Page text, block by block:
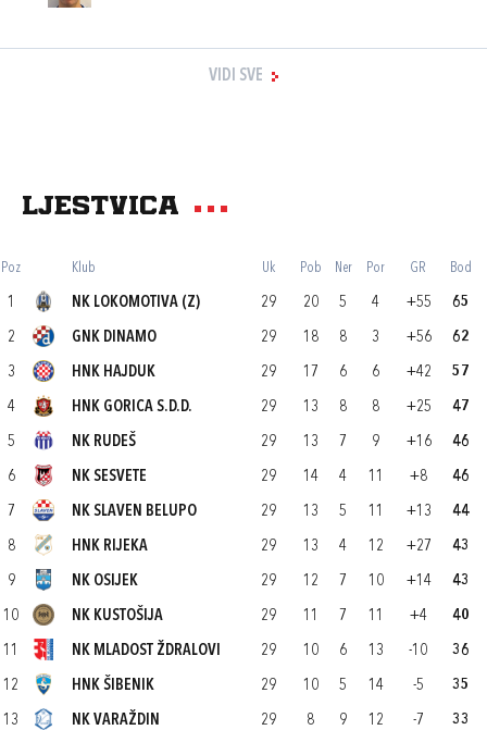
VIDI SVE
Ljestvica
Poz Klub Uk Pob Ner Por GR Bod
1 NK LOKOMOTIVA (Z) 29 20 5 4 +55 65
2 GNK DINAMO 29 18 8 3 +56 62
3 HNK HAJDUK 29 17 6 6 +42 57
4 HNK GORICA S.D.D. 29 13 8 8 +25 47
5 NK RUDEŠ 29 13 7 9 +16 46
6 NK SESVETE 29 14 4 11 +8 46
7 NK SLAVEN BELUPO 29 13 5 11 +13 44
8 HNK RIJEKA 29 13 4 12 +27 43
9 NK OSIJEK 29 12 7 10 +14 43
10 NK KUSTOŠIJA 29 11 7 11 +4 40
11 NK MLADOST ŽDRALOVI 29 10 6 13 -10 36
12 HNK ŠIBENIK 29 10 5 14 -5 35
13 NK VARAŽDIN 29 8 9 12 -7 33